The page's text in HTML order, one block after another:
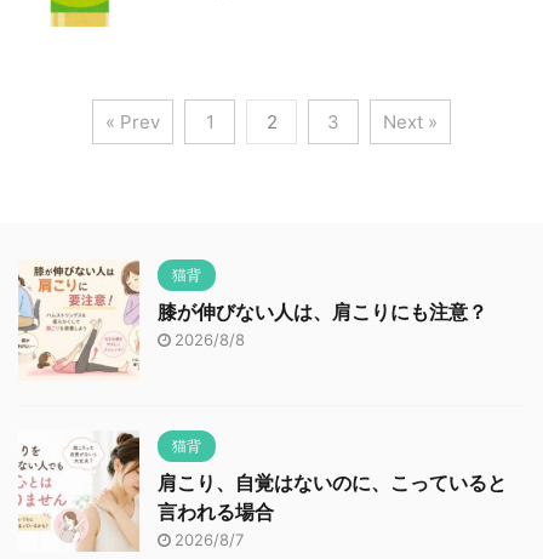
« Prev 1 2 3 Next »
猫背
膝が伸びない人は、肩こりにも注意？
2026/8/8
猫背
肩こり、自覚はないのに、こっていると
言われる場合
2026/8/7